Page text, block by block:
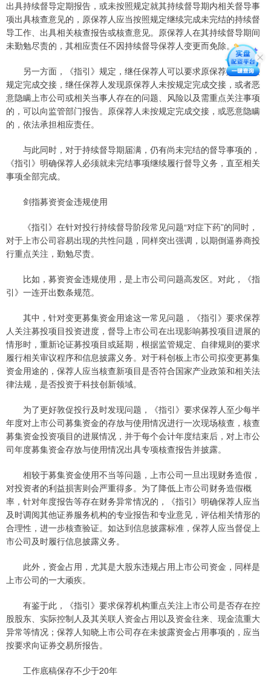
出具持续督导定期报告，或未按照规定就其持续督导期内相关督导事
项出具核查意见的，原保荐人应当按照规定继续完成未完结的持续督
导工作、出具相关核查报告或核查意见。原保荐人在其持续督导期间
未勤勉尽责的，其相应责任不因持续督导保荐人变更而免除。
另一方面，《指引》规定，继任保荐人可以要求原保荐人及时按
规定完成交接，继任保荐人发现原保荐人未按规定完成交接，或者恶
意隐瞒上市公司或相关当事人存在的问题、风险以及需重点关注事项
的，可以向监管部门报告。原保荐人未按规定完成交接，或恶意隐瞒
的，依法承担相应责任。
与此同时，对于持续督导期届满，仍有尚未完结的督导事项的，
《指引》明确保荐人必须就未完结事项继续履行督导义务，直至相关
事项全部完成。
剑指募资资金违规使用
《指引》在针对投行持续督导阶段常见问题“对症下药”的同时，
对于上市公司容易出现的共性问题，同样突出强调，以期倒逼券商投
行重点关注，勤勉尽责。
比如，募资资金违规使用，是上市公司问题高发区。对此，《指
引》一连开出数条规范。
其中，针对变更募集资金用途这一常见问题，《指引》要求保荐
人关注募投项目投资进度，督导上市公司在出现影响募投项目进展的
情形时，重新论证募投项目或延期，根据监管规定、自律规则的要求
履行相关审议程序和信息披露义务。对于科创板上市公司拟变更募集
资金用途的，保荐人应当核查新项目是否符合国家产业政策和相关法
律法规，是否投资于科技创新领域。
为了更好敦促投行及时发现问题，《指引》要求保荐人至少每半
年度对上市公司募集资金的存放与使用情况进行一次现场核查，核查
募集资金投资项目的进展情况，并于每个会计年度结束后，对上市公
司年度募集资金存放与使用情况出具专项核查报告并披露。
相较于募集资金使用不当等问题，上市公司一旦出现财务造假，
对投资者的利益损害则会严重得多。为了降低上市公司财务造假概
率，针对年度报告等存在财务异常情况的，《指引》明确保荐人应当
及时调阅其他证券服务机构的专业报告和专业意见，评估相关情形的
合理性，进一步核查验证。如达到信息披露标准，保荐人应当督促上
市公司及时履行信息披露义务。
此外，资金占用，尤其是大股东违规占用上市公司资金，同样是
上市公司的一大顽疾。
有鉴于此，《指引》要求保荐机构重点关注上市公司是否存在控
股股东、实际控制人及其关联人资金占用以及资金往来、现金流重大
异常等情况；保荐人知晓上市公司存在未披露资金占用事项的，应当
按要求向证券交易所报告。
工作底稿保存不少于20年